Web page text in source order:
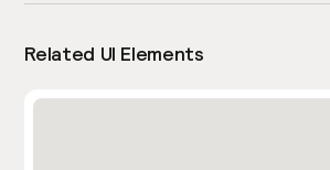
Related UI Elements